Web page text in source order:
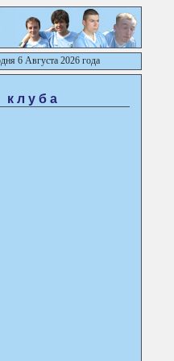
6 Августа 2026 года